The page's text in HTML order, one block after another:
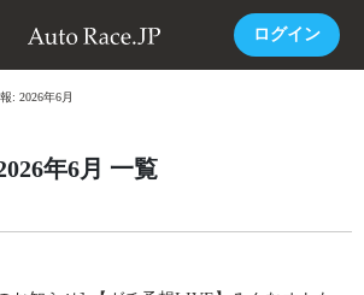
ログイン
: 2026年6月
年6月 一覧